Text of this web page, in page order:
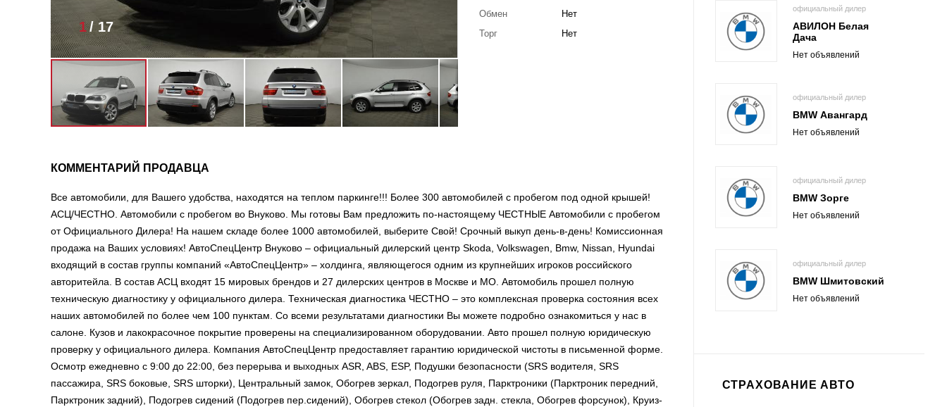
1/17
Обмен
Нет
Торг
Нет
КОММЕНТАРИЙ ПРОДАВЦА
Все автомобили, для Вашего удобства, находятся на теплом паркинге!!! Более 300 автомобилей с пробегом под одной крышей!
АСЦ/ЧЕСТНО. Автомобили с пробегом во Внуково. Мы готовы Вам предложить по-настоящему ЧЕСТНЫЕ Автомобили с пробегом
от Официального Дилера! На нашем складе более 1000 автомобилей, выберите Свой! Срочный выкуп день-в-день! Комиссионная
продажа на Ваших условиях! АвтоСпецЦентр Внуково – официальный дилерский центр Skoda, Volkswagen, Bmw, Nissan, Hyundai
входящий в состав группы компаний «АвтоСпецЦентр» – холдинга, являющегося одним из крупнейших игроков российского
авторитейла. В состав АСЦ входят 15 мировых брендов и 27 дилерских центров в Москве и МО. Автомобиль прошел полную
техническую диагностику у официального дилера. Техническая диагностика ЧЕСТНО – это комплексная проверка состояния всех
наших автомобилей по более чем 100 пунктам. Со всеми результатами диагностики Вы можете подробно ознакомиться у нас в
салоне. Кузов и лакокрасочное покрытие проверены на специализированном оборудовании. Авто прошел полную юридическую
проверку у официального дилера. Компания АвтоСпецЦентр предоставляет гарантию юридической чистоты в письменной форме.
Осмотр ежедневно с 9:00 до 22:00, без перерыва и выходных ASR, ABS, ESP, Подушки безопасности (SRS водителя, SRS
пассажира, SRS боковые, SRS шторки), Центральный замок, Обогрев зеркал, Подогрев руля, Парктроники (Парктроник передний,
Парктроник задний), Подогрев сидений (Подогрев пер.сидений), Обогрев стекол (Обогрев задн. стекла, Обогрев форсунок), Круиз-
официальный дилер
АВИЛОН Белая
Дача
Нет объявлений
официальный дилер
BMW Авангард
Нет объявлений
официальный дилер
BMW Зорге
Нет объявлений
официальный дилер
BMW Шмитовский
Нет объявлений
СТРАХОВАНИЕ АВТО